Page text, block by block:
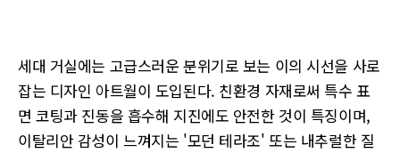
세대 거실에는 고급스러운 분위기로 보는 이의 시선을 사로
잡는 디자인 아트월이 도입된다. 친환경 자재로써 특수 표
면 코팅과 진동을 흡수해 지진에도 안전한 것이 특징이며,
이탈리안 감성이 느껴지는 '모던 테라조' 또는 내추럴한 질